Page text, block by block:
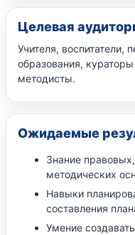
Целевая
Учителя, воспитатели,
образования,
методисты.
Ожидаемые
Знание
методических
Навыки
составления
Умение